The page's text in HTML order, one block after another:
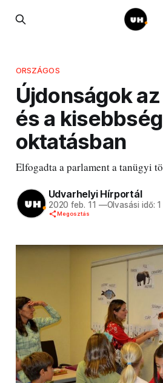
ORSZÁGOS
Újdonságok
és a
oktatásban
Elfogadta a parlament a tanügyi
Udvarhelyi Hírportál
2020 feb. 11 —Olvasási idő:
Megosztás